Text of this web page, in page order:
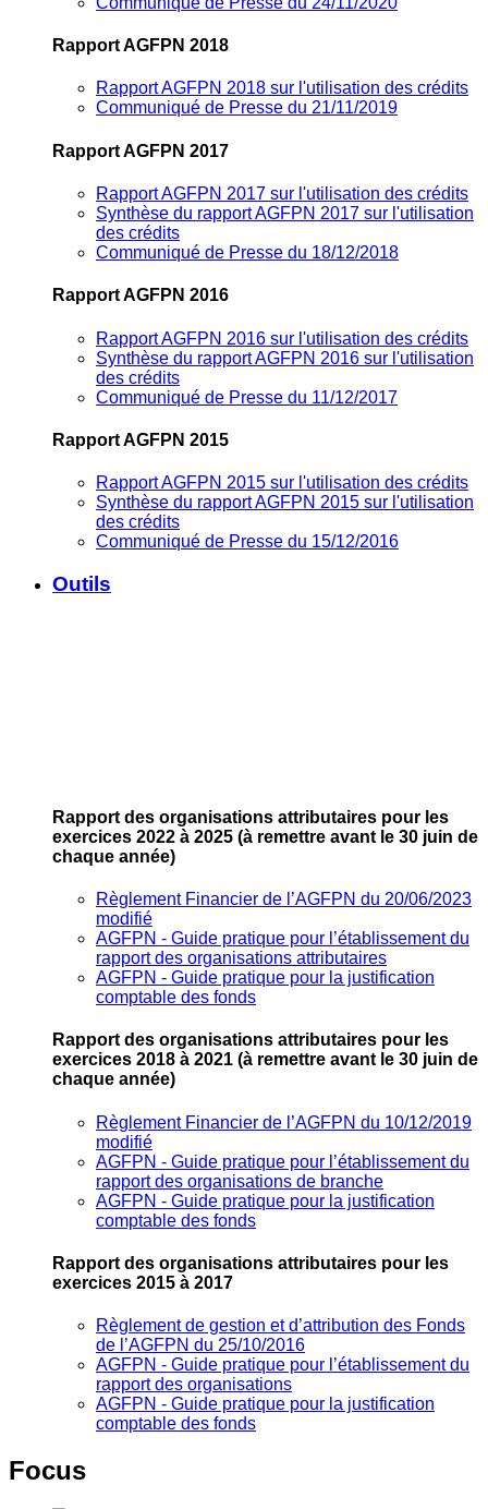
Rapport AGFPN 2018
Rapport AGFPN 2018 sur l'utilisation des crédits
Communiqué de Presse du 21/11/2019
Rapport AGFPN 2017
Rapport AGFPN 2017 sur l'utilisation des crédits
Synthèse du rapport AGFPN 2017 sur l'utilisation
des crédits
Communiqué de Presse du 18/12/2018
Rapport AGFPN 2016
Rapport AGFPN 2016 sur l'utilisation des crédits
Synthèse du rapport AGFPN 2016 sur l'utilisation
des crédits
Communiqué de Presse du 11/12/2017
Rapport AGFPN 2015
Rapport AGFPN 2015 sur l'utilisation des crédits
Synthèse du rapport AGFPN 2015 sur l'utilisation
des crédits
Communiqué de Presse du 15/12/2016
Outils
Rapport des organisations attributaires pour les
exercices 2022 à 2025 (à remettre avant le 30 juin de
chaque année)
Règlement Financier de l’AGFPN du 20/06/2023
modifié
AGFPN ‐ Guide pratique pour l’établissement du
rapport des organisations attributaires
AGFPN ‐ Guide pratique pour la justification
comptable des fonds
Rapport des organisations attributaires pour les
exercices 2018 à 2021 (à remettre avant le 30 juin de
chaque année)
Règlement Financier de l’AGFPN du 10/12/2019
modifié
AGFPN ‐ Guide pratique pour l’établissement du
rapport des organisations de branche
AGFPN ‐ Guide pratique pour la justification
comptable des fonds
Rapport des organisations attributaires pour les
exercices 2015 à 2017
Règlement de gestion et d’attribution des Fonds
de l’AGFPN du 25/10/2016
AGFPN ‐ Guide pratique pour l’établissement du
rapport des organisations
AGFPN ‐ Guide pratique pour la justification
comptable des fonds
Focus